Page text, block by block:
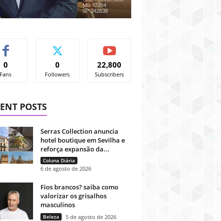
0
Fans
0
Followers
22,800
Subscribers
POSTS
Serras Collection anuncia
hotel boutique em Sevilha e
reforça expansão da...
Coluna Diária
6 de agosto de 2026
Fios brancos? saiba como
valorizar os grisalhos
masculinos
Beleza 5 de agosto de 2026